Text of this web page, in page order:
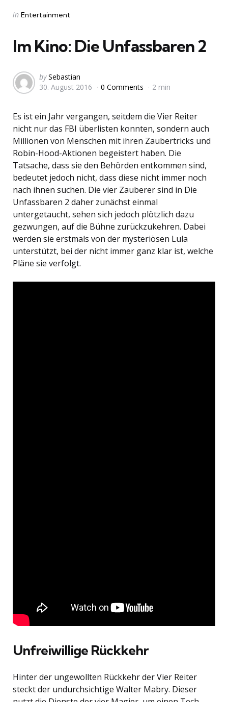
Categories
Posted
in Entertainment
Im Kino: Die Unfassbaren 2
Posted
by
by Sebastian
30. August 2016
0 Comments 2 min
Es ist ein Jahr vergangen, seitdem die Vier Reiter
nicht nur das FBI überlisten konnten, sondern auch
Millionen von Menschen mit ihren Zaubertricks und
Robin-Hood-Aktionen begeistert haben. Die
Tatsache, dass sie den Behörden entkommen sind,
bedeutet jedoch nicht, dass diese nicht immer noch
nach ihnen suchen. Die vier Zauberer sind in Die
Unfassbaren 2 daher zunächst einmal
untergetaucht, sehen sich jedoch plötzlich dazu
gezwungen, auf die Bühne zurückzukehren. Dabei
werden sie erstmals von der mysteriösen Lula
unterstützt, bei der nicht immer ganz klar ist, welche
Pläne sie verfolgt.
Unfreiwillige Rückkehr
Hinter der ungewollten Rückkehr der Vier Reiter
steckt der undurchsichtige Walter Mabry. Dieser